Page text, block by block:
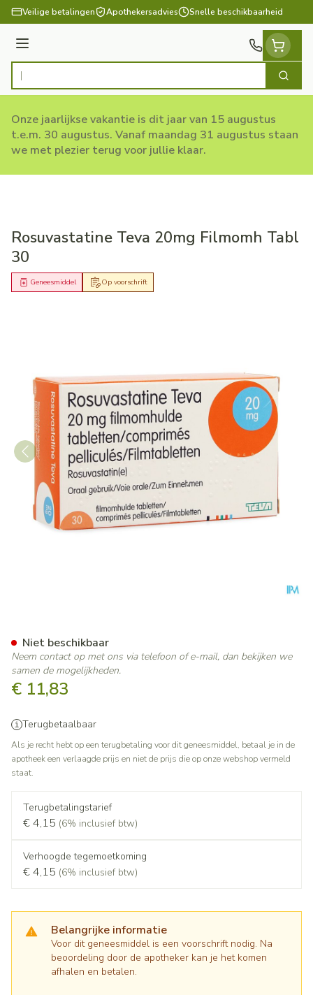
Ga naar de inhoud
Veilige betalingen Apothekersadvies Snelle beschikbaarheid
Menu
Product, merk, categorie... Zoek
Onze jaarlijkse vakantie is dit jaar van 15 augustus
t.e.m. 30 augustus. Vanaf maandag 31 augustus staan
we met plezier terug voor jullie klaar.
Rosuvastatine Teva 20mg Filmomh Tabl
30
Op voorschrift
Geneesmiddel
€ 11,83
Terugbetaalbaar
Als je recht hebt op een terugbetaling voor dit geneesmiddel, betaal je in de
apotheek een verlaagde prijs en niet de prijs die op onze webshop vermeld
staat.
Terugbetalingstarief
€ 4,15 (6% inclusief btw)
Verhoogde tegemoetkoming
€ 4,15 (6% inclusief btw)
Belangrijke informatie
Voor dit geneesmiddel is een voorschrift nodig. Na
beoordeling door de apotheker kan je het komen
afhalen en betalen.
Niet beschikbaar
Neem contact op met ons via telefoon of e-mail, dan bekijken we
samen de mogelijkheden.